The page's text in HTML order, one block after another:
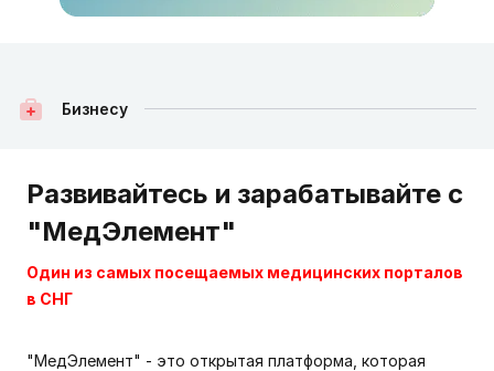
Бизнесу
Развивайтесь и зарабатывайте с
"МедЭлемент"
Один из самых посещаемых медицинских порталов
в СНГ
"МедЭлемент" - это открытая платформа, которая